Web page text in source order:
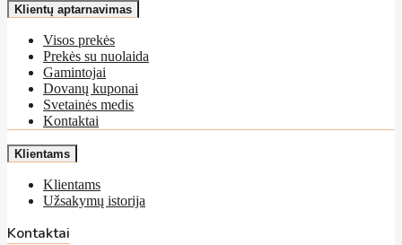
Klientų aptarnavimas
Visos prekės
Prekės su nuolaida
Gamintojai
Dovanų kuponai
Svetainės medis
Kontaktai
Klientams
Klientams
Užsakymų istorija
Kontaktai